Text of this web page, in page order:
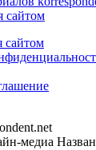
сайтом
сайтом
медиа